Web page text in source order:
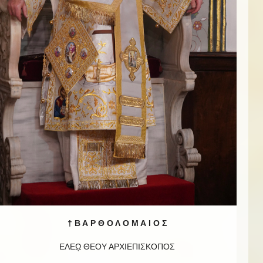
† Β Α Ρ Θ Ο Λ Ο Μ Α Ι Ο Σ
ΕΛΕῼ ΘΕΟΥ ΑΡΧΙΕΠΙΣΚΟΠΟΣ